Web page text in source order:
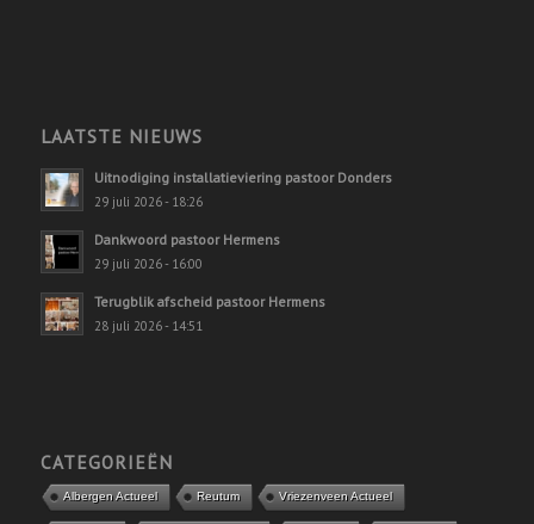
LAATSTE NIEUWS
Uitnodiging installatieviering pastoor Donders
29 juli 2026 - 18:26
Dankwoord pastoor Hermens
29 juli 2026 - 16:00
Terugblik afscheid pastoor Hermens
28 juli 2026 - 14:51
CATEGORIEËN
Albergen Actueel Reutum Vriezenveen Actueel